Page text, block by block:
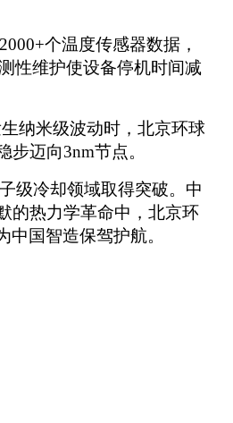
个温度传感器数据，
性维护使设备停机时间减
纳米级波动时，北京环球
迈向3nm节点。
级冷却领域取得突破。中
的热力学革命中， 北京环
国智造保驾护航。